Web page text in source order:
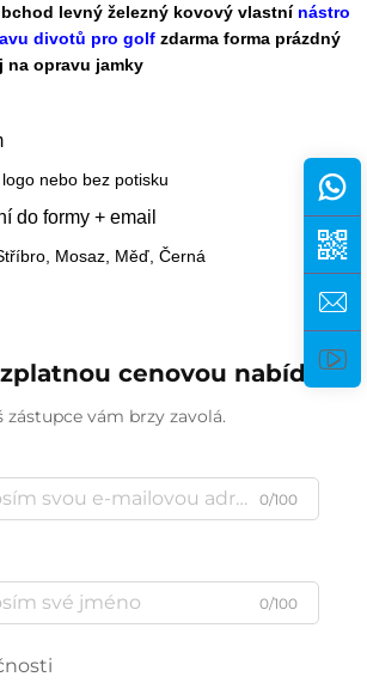
levný železný kovový vlastní nástroj
divotů pro golf zdarma forma prázdný
na opravu jamky
nebo bez potisku
do formy + email
Mosaz, Měď, Černá
cenovou nabídku
zástupce vám brzy zavolá.
0/100
0/100